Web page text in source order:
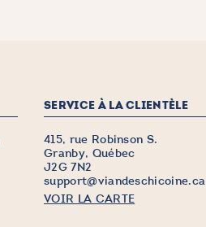
SERVICE À LA CLIENTÈLE
415, rue Robinson S.
Granby, Québec
J2G 7N2
support@viandeschicoine.ca
VOIR LA CARTE